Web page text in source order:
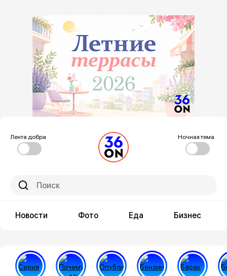
Лента добра Ночная тема
Новости Фото Еда Бизнес